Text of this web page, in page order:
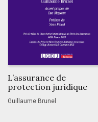
L’assurance de
protection juridique
Guillaume Brunel